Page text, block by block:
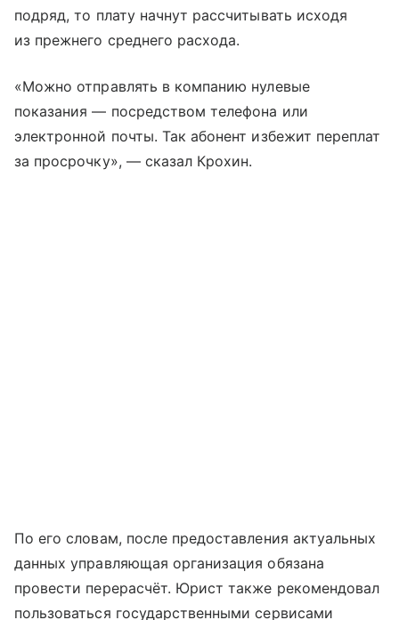
подряд, то плату начнут рассчитывать исходя
из прежнего среднего расхода.
«Можно отправлять в компанию нулевые
показания — посредством телефона или
электронной почты. Так абонент избежит переплат
за просрочку», — сказал Крохин.
По его словам, после предоставления актуальных
данных управляющая организация обязана
провести перерасчёт. Юрист также рекомендовал
пользоваться государственными сервисами